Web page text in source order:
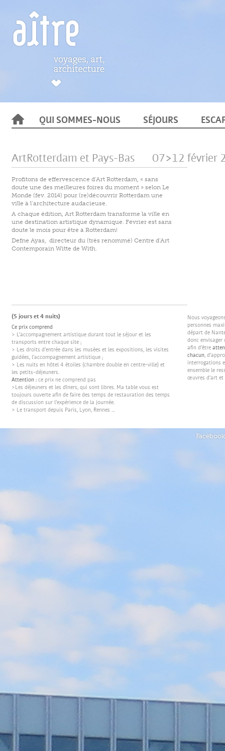
QUI SOMMES-NOUS SÉJOURS
ArtRotterdam et Pays-Bas 07>12 février
Profitons de effervescence d’Art Rotterdam, « sans
doute une des meilleures foires du moment » selon Le
Monde (fev. 2014) pour (re)découvrir Rotterdam une
ville à l’architecture audacieuse.
A chaque édition, Art Rotterdam transforme la ville en
une destination artistique dynamique. Février est sans
doute le mois pour être à Rotterdam!
Defne Ayas, directeur du (très renommé) Centre d’Art
Contemporain Witte de With.
(5 jours et 4 nuits)
Ce prix comprend
> L’accompagnement artistique durant tout le séjour et les
transports entre chaque site ;
> Les droits d’entrée dans les musées et les expositions, les visites
guidées, l’accompagnement artistique ;
> Les nuits en hôtel 4 étoiles (chambre double en centre-ville) et
les petits-déjeuners.
Attention : ce prix ne comprend pas
>Les déjeuners et les dîners, qui sont libres. Ma table vous est
toujours ouverte afin de faire des temps de restauration des temps
de discussion sur l’expérience de la journée.
> Le transport depuis Paris, Lyon, Rennes …
Nous
personnes
départ de
donc
afin d’être
chacun,
interrogations
ensemble le
œuvres d’art et
Facebook